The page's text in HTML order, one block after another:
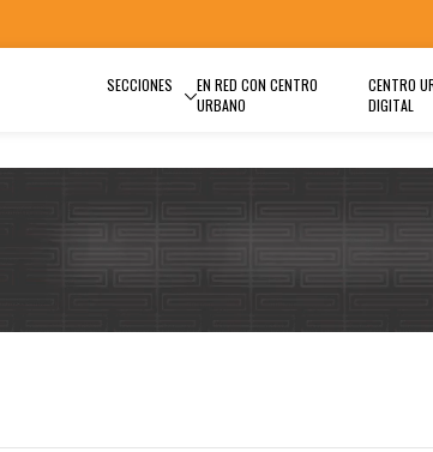
SECCIONES
EN RED CON CENTRO
URBANO
CENTRO
DIGITAL